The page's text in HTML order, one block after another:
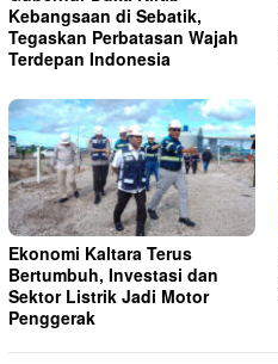
Kebangsaan di Sebatik,
Tegaskan Perbatasan Wajah
Terdepan Indonesia
Ekonomi Kaltara Terus
Bertumbuh, Investasi dan
Sektor Listrik Jadi Motor
Penggerak